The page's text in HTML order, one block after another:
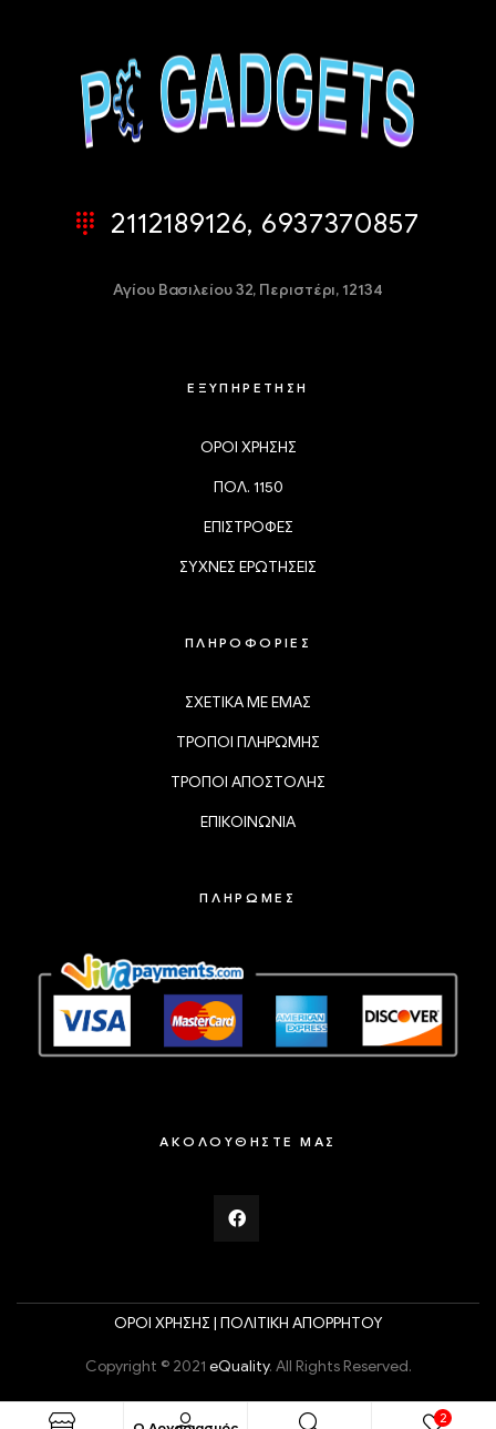
2112189126, 6937370857
Αγίου Βασιλείου 32, Περιστέρι, 12134
ΕΞΥΠΗΡΕΤΗΣΗ
ΟΡΟΙ ΧΡΗΣΗΣ
ΠΟΛ. 1150
ΕΠΙΣΤΡΟΦΕΣ
ΣΥΧΝΕΣ ΕΡΩΤΗΣΕΙΣ
ΠΛΗΡΟΦΟΡΙΕΣ
ΣΧΕΤΙΚΑ ΜΕ ΕΜΑΣ
ΤΡΟΠΟΙ ΠΛΗΡΩΜΗΣ
ΤΡΟΠΟΙ ΑΠΟΣΤΟΛΗΣ
ΕΠΙΚΟΙΝΩΝΙΑ
ΠΛΗΡΩΜΕΣ
ΑΚΟΛΟΥΘΗΣΤΕ ΜΑΣ
ΟΡΟΙ ΧΡΗΣΗΣ | ΠΟΛΙΤΙΚΗ ΑΠΟΡΡΗΤΟΥ
Copyright © 2021 eQuality. All Rights Reserved.
2